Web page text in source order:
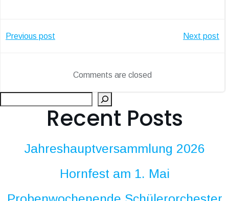
Post
navigation
Previous post Next post
Comments are closed
Recent Posts
Jahreshauptversammlung 2026
Hornfest am 1. Mai